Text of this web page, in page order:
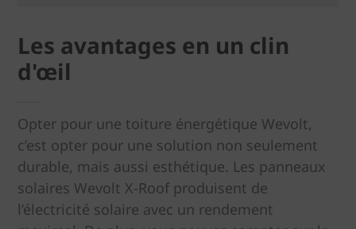
Les avantages en un clin
d'œil
Opter pour une toiture énergétique Wevolt,
c’est opter pour une solution non seulement
durable, mais aussi esthétique. Les panneaux
solaires Wevolt X-Roof produisent de
l’électricité solaire avec un rendement